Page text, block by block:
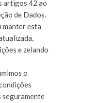
artigos 42 ao
de Dados.
manter esta
e zelando
o